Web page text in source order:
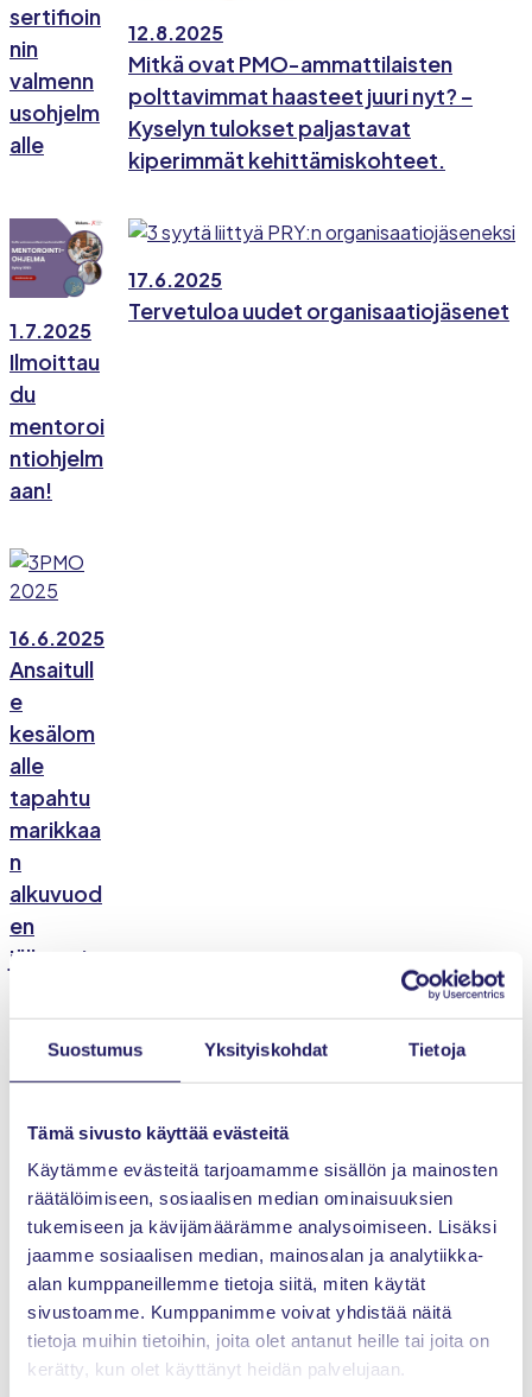
Suostumus Yksityiskohdat Tietoja
Tämä sivusto käyttää evästeitä
Käytämme evästeitä tarjoamamme sisällön ja mainosten
räätälöimiseen, sosiaalisen median ominaisuuksien
tukemiseen ja kävijämäärämme analysoimiseen. Lisäksi
jaamme sosiaalisen median, mainosalan ja analytiikka-
alan kumppaneillemme tietoja siitä, miten käytät
sivustoamme. Kumppanimme voivat yhdistää näitä
tietoja muihin tietoihin, joita olet antanut heille tai joita on
kerätty, kun olet käyttänyt heidän palvelujaan.
sertifioin
nin
valmenn
usohjelm
alle
12.8.2025
Mitkä ovat PMO-ammattilaisten
polttavimmat haasteet juuri nyt? –
Kyselyn tulokset paljastavat
kiperimmät kehittämiskohteet.
1.7.2025
Ilmoittau
du
mentoroi
ntiohjelm
aan!
17.6.2025
Tervetuloa uudet organisaatiojäsenet
16.6.2025
Ansaitull
e
kesälom
alle
tapahtu
marikkaa
n
alkuvuod
en
jälkeen!
→
Katso kaikki
19.08.2026 Seminaari
Academic Summit